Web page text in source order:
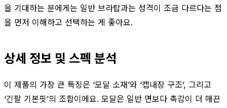
을 기대하는 분에게는 일반 브라탑과는 성격이 조금 다르다는 점
을 먼저 이해하고 선택하는 게 좋아요.
상세 정보 및 스펙 분석
이 제품의 가장 큰 특징은 ‘모달 소재’와 ‘캡내장 구조’, 그리고
‘긴팔 기본핏’의 조합이에요. 모달은 일반 면보다 촉감이 더 매끈